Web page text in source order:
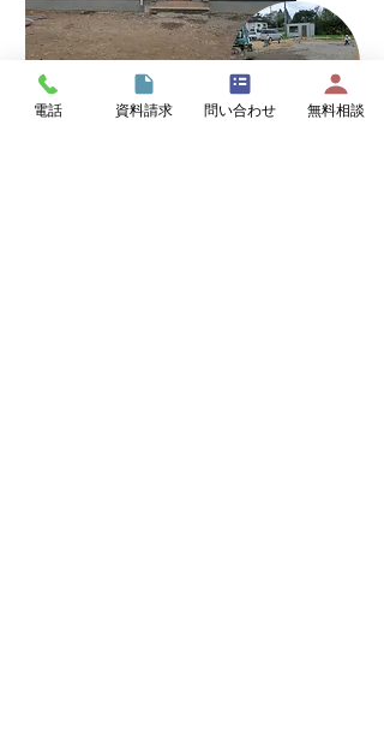
Before
電話 資料請求 問い合わせ 無料相談